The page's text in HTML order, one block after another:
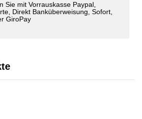
Sie mit Vorrauskasse Paypal,
Direkt Banküberweisung, Sofort,
GiroPay